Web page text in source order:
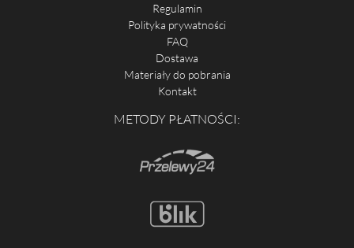
Regulamin
Polityka prywatności
FAQ
Dostawa
Materiały do pobrania
Kontakt
METODY PŁATNOŚCI: